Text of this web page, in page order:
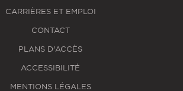
CARRIÈRES ET EMPLOI
CONTACT
PLANS D'ACCÈS
ACCESSIBILITÉ
MENTIONS LÉGALES